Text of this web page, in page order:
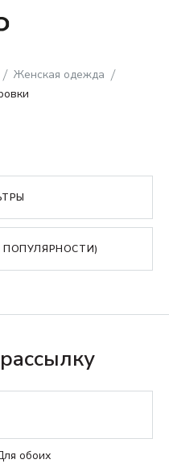
Женская одежда
обоих